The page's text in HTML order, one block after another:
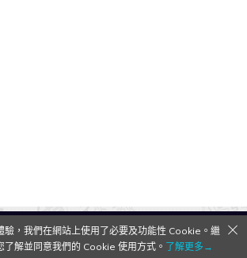
QooApp Limited © 2026
驗，我們在網站上使用了必要及功能性 Cookie。繼
了解並同意我們的 Cookie 使用方式。 了解更多→